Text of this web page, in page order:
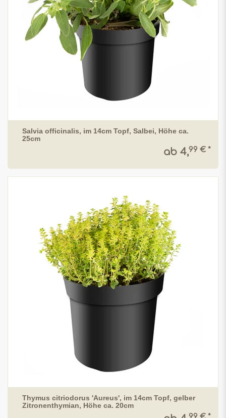
Salvia officinalis, im 14cm Topf, Salbei, Höhe ca.
25cm
ab 4,99 € *
Thymus citriodorus 'Aureus', im 14cm Topf, gelber
Zitronenthymian, Höhe ca. 20cm